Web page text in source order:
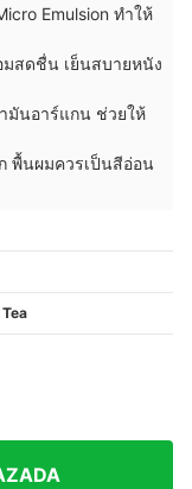
Emulsion ทำให้
สดชื่น เย็นสบายหนัง
มันอาร์แกน ช่วยให้
พื้นผมควรเป็นสีอ่อน